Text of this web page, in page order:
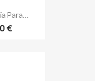
Para...
€